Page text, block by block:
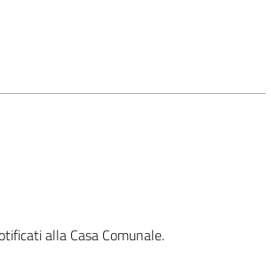
alla Casa Comunale.